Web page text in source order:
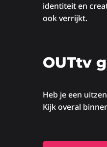
identiteit en
ook verrijkt.
OUTtv
Heb je een
Kijk overal